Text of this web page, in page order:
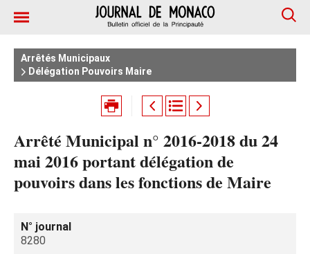
Arrêtés Municipaux
Délégation Pouvoirs Maire
Arrêté Municipal n° 2016-2018 du 24
mai 2016 portant délégation de
pouvoirs dans les fonctions de Maire
N° journal
8280